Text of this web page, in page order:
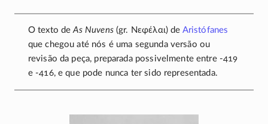
O texto deAs Nuvens(gr. Νεφέλαι) de Aristófanes
que chegou até nós é uma segunda versão ou
revisão da peça, preparada possivelmente entre -419
e -416, e que pode nunca ter sido representada.